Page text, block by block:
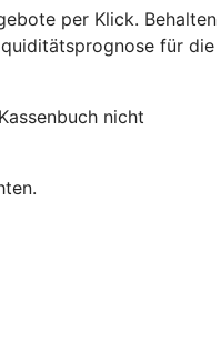
per Klick. Behalten
für die
nicht